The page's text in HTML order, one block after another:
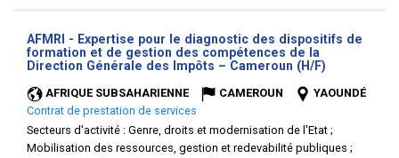
AFMRI - Expertise pour le diagnostic des dispositifs de
formation et de gestion des compétences de la
Direction Générale des Impôts – Cameroun (H/F)
AFRIQUE SUBSAHARIENNE CAMEROUN
YAOUNDÉ
Contrat de prestation de services
Secteurs d'activité : Genre, droits et modernisation de l'Etat ;
Mobilisation des ressources, gestion et redevabilité publiques ;